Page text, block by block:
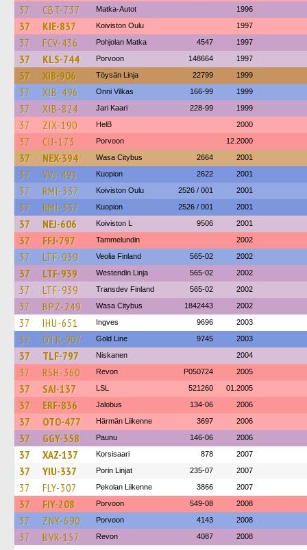
37 CBT-737 Matka-Autot 1996
37 KIE-837 Koiviston Oulu 1997
37 FCV-436 Pohjolan Matka 4547 1997
37 KLS-744 Porvoon 148664 1997
37 XIB-906 Töysän Linja 22799 1999
37 XIB-496 Onni Vilkas 166-99 1999
37 XIB-824 Jari Kaari 228-99 1999
37 ZIX-190 HelB 2000
37 CIJ-173 Porvoon 12.2000
37 NEX-394 Wasa Citybus 2664 2001
37 VVJ-491 Kuopion 2622 2001
37 RMI-337 Koiviston Oulu 2526 / 001 2001
37 RMI-337 Kuopion 2526 / 001 2001
37 NEJ-606 Koiviston L 9506 2001
37 FFJ-797 Tammelundin 2002
37 LTF-939 Veolia Finland 565-02 2002
37 LTF-939 Westendin Linja 565-02 2002
37 LTF-939 Transdev Finland 565-02 2002
37 BPZ-249 Wasa Citybus 1842443 2002
37 IHU-651 Ingves 9696 2003
37 OTK-907 Gold Line 9745 2003
37 TLF-797 Niskanen 2004
37 RSH-360 Revon P050724 2005
37 SAI-137 LSL 521260 01.2005
37 ERF-836 Jalobus 134-06 2006
37 OTO-477 Härmän Liikenne 3697 2006
37 GGY-358 Paunu 146-06 2006
37 XAZ-137 Korsisaari 878 2007
37 YIU-337 Porin Linjat 235-07 2007
37 FLY-307 Pekolan Liikenne 3866 2007
37 FIY-208 Porvoon 549-08 2008
37 ZNY-690 Porvoon 4143 2008
37 BVR-157 Revon 4087 2008